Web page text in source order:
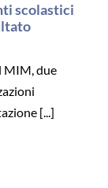
scolastici
MIM, due
[...]